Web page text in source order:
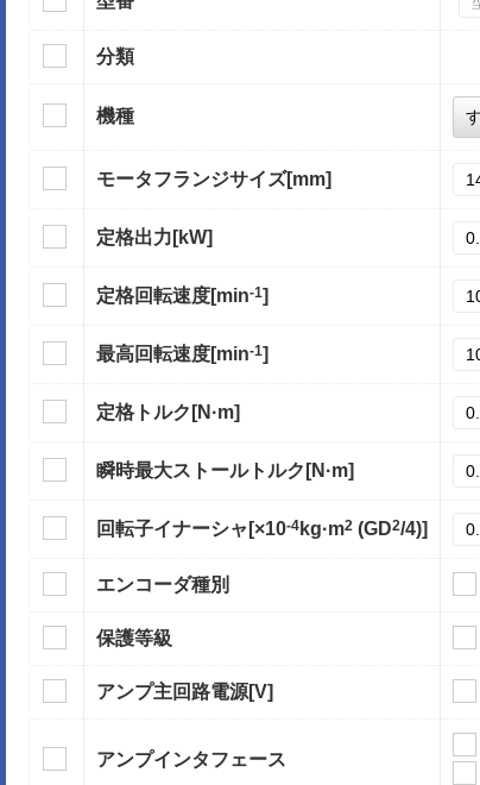
分類
機種
モータフランジサイズ[mm]
定格出力 [kW]
定格回転速度[min-1]
最高回転速度[min-1]
定格トルク [N·m]
瞬時最大ストールトルク [N·m]
回転子イナーシャ [×10-4 kg·m2 (GD2/4)]
エンコーダ種別
保護等級
アンプ主回路電源[V]
アンプインタフェース